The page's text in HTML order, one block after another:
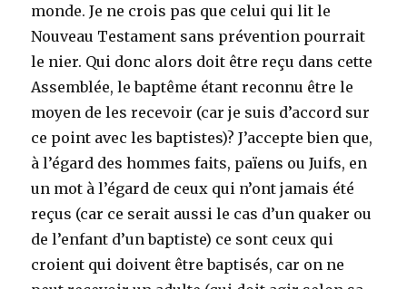
monde. Je ne crois pas que celui qui lit le
Nouveau Testament sans prévention pourrait
le nier. Qui donc alors doit être reçu dans cette
Assemblée, le baptême étant reconnu être le
moyen de les recevoir (car je suis d’accord sur
ce point avec les baptistes)? J’accepte bien que,
à l’égard des hommes faits, païens ou Juifs, en
un mot à l’égard de ceux qui n’ont jamais été
reçus (car ce serait aussi le cas d’un quaker ou
de l’enfant d’un baptiste) ce sont ceux qui
croient qui doivent être baptisés, car on ne